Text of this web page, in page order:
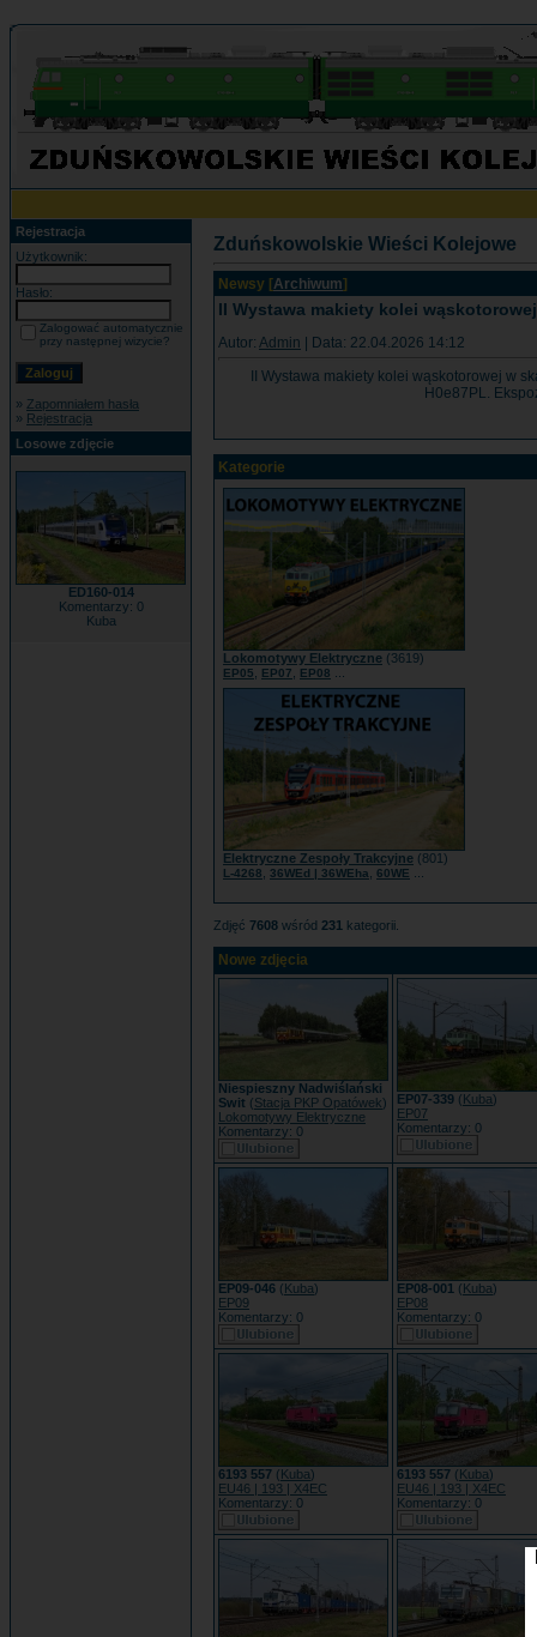
Rejestracja
Użytkownik:
Hasło:
Zalogować automatycznie
przy następnej wizycie?
» Zapomniałem hasła
» Rejestracja
Losowe zdjęcie
ED160-014
Komentarzy: 0
Kuba
Zduńskowolskie Wieści Kolejowe
Newsy [Archiwum]
II Wystawa makiety kolei
Autor: Admin | Data: 22.04.2026 14:12
II Wystawa makiety kolei wąskotorowej w
H0e87PL.
Kategorie
Lokomotywy Elektryczne (3619)
EP05 EP07 EP08
Elektryczne Zespoły Trakcyjne (801)
L-4268 36WEd | 36WEha 60WE
Zdjęć 7608 wśród 231 kategorii.
Nowe zdjęcia
Niespieszny Nadwiślański
Swit (Stacja PKP Opatówek)
Lokomotywy Elektryczne
Komentarzy: 0
EP07-339 (Kuba)
EP07
Komentarzy: 0
EP09-046 (Kuba)
EP09
Komentarzy: 0
EP08-001 (Kuba)
EP08
Komentarzy: 0
6193 557 (Kuba)
EU46 | 193 | X4EC
Komentarzy: 0
6193 557 (Kuba)
EU46 | 193 | X4EC
Komentarzy: 0